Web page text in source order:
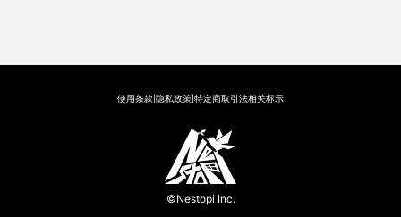
使用条款 隐私政策 特定商取引法相关标示
©Nestopi Inc.